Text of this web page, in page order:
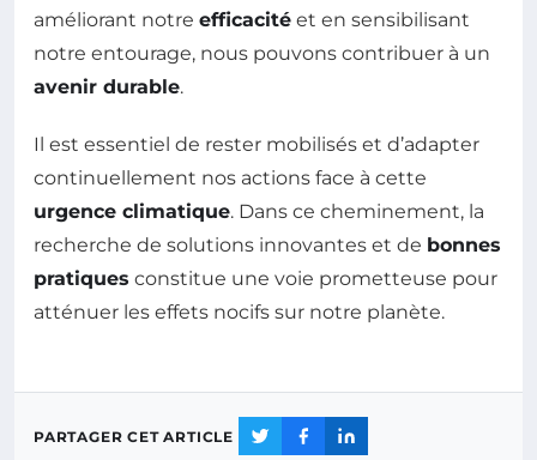
améliorant notre efficacité et en sensibilisant
notre entourage, nous pouvons contribuer à un
avenir durable.
Il est essentiel de rester mobilisés et d’adapter
continuellement nos actions face à cette
urgence climatique. Dans ce cheminement, la
recherche de solutions innovantes et de bonnes
pratiques constitue une voie prometteuse pour
atténuer les effets nocifs sur notre planète.
PARTAGER CET ARTICLE